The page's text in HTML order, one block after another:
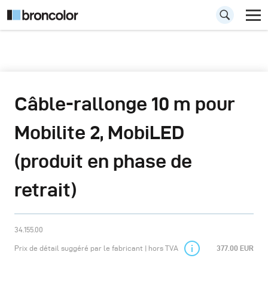
Câble-rallonge 10 m pour
Mobilite 2, MobiLED
(produit en phase de
retrait)
34.155.00
Prix de détail suggéré par le fabricant | hors TVA 377.00 EUR